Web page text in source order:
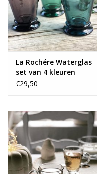
La Rochére Waterglas
set van 4 kleuren
€29,50